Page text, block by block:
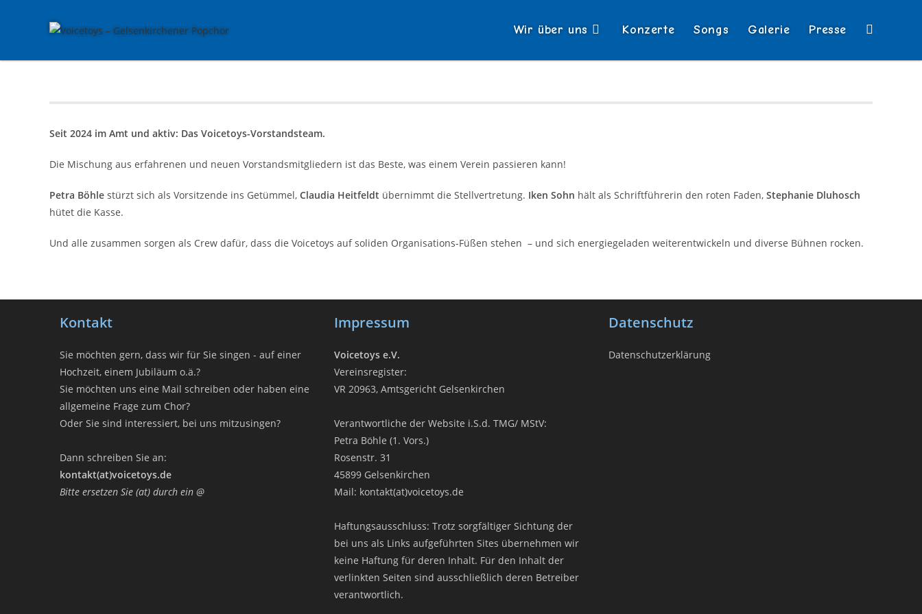
Wir über uns Konzerte Songs Galerie Presse
Seit 2024 im Amt und aktiv: Das Voicetoys-Vorstandsteam.
Die Mischung aus erfahrenen und neuen Vorstandsmitgliedern ist das Beste, was einem Verein passieren kann!
Petra Böhle stürzt sich als Vorsitzende ins Getümmel, Claudia Heitfeldt übernimmt die Stellvertretung. Iken Sohn hält als Schriftführerin den roten Faden, Stephanie Dluhosch
hütet die Kasse.
Und alle zusammen sorgen als Crew dafür, dass die Voicetoys auf soliden Organisations-Füßen stehen – und sich energiegeladen weiterentwickeln und diverse Bühnen rocken.
Kontakt
Sie möchten gern, dass wir für Sie singen - auf einer
Hochzeit, einem Jubiläum o.ä.?
Sie möchten uns eine Mail schreiben oder haben eine
allgemeine Frage zum Chor?
Oder Sie sind interessiert, bei uns mitzusingen?
Dann schreiben Sie an:
kontakt(at)voicetoys.de
Bitte ersetzen Sie (at) durch ein @
Impressum
Voicetoys e.V.
Vereinsregister:
VR 20963, Amtsgericht Gelsenkirchen
Verantwortliche der Website i.S.d. TMG/ MStV:
Petra Böhle (1. Vors.)
Rosenstr. 31
45899 Gelsenkirchen
Mail: kontakt(at)voicetoys.de
Haftungsausschluss: Trotz sorgfältiger Sichtung der
bei uns als Links aufgeführten Sites übernehmen wir
keine Haftung für deren Inhalt. Für den Inhalt der
verlinkten Seiten sind ausschließlich deren Betreiber
verantwortlich.
Datenschutz
Datenschutzerklärung